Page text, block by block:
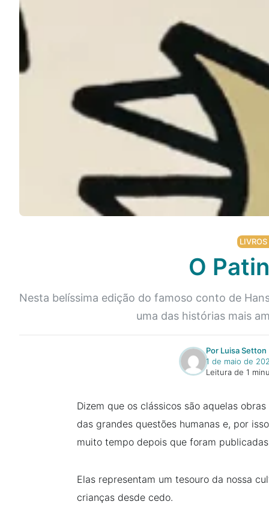
O
Nesta belíssima edição do famoso conto de
uma das histórias mais
Por Luisa Setton
1 de maio de
Leitura de 1
Dizem que os clássicos são aquelas
das grandes questões humanas e, por
muito tempo depois que foram
Elas representam um tesouro da nossa
crianças desde cedo.